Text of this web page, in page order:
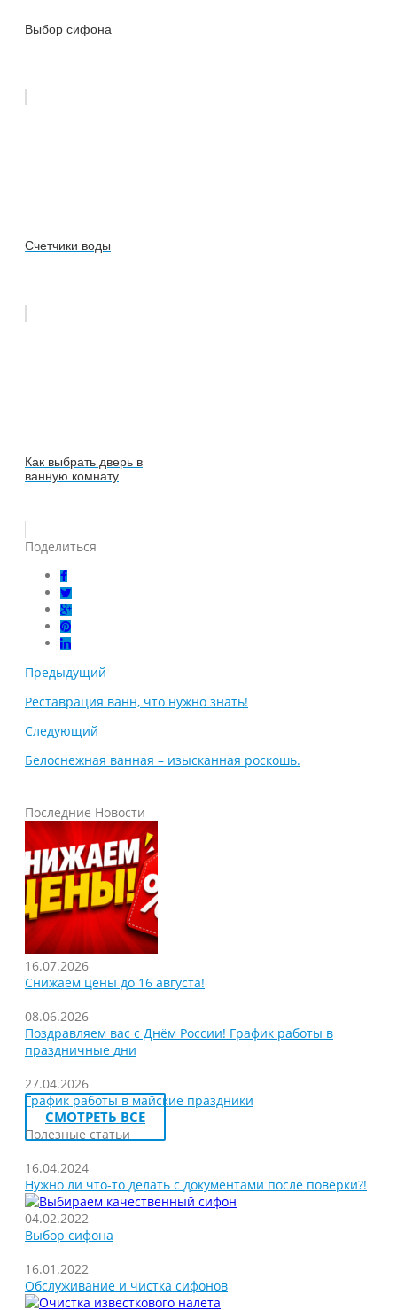
Выбор сифона
Счетчики воды
Как выбрать дверь в
ванную комнату
Поделиться
Предыдущий
Реставрация ванн, что нужно знать!
Следующий
Белоснежная ванная – изысканная роскошь.
Последние Новости
16.07.2026
Снижаем цены до 16 августа!
08.06.2026
Поздравляем вас с Днём России! График работы в
праздничные дни
27.04.2026
График работы в майские праздники
СМОТРЕТЬ ВСЕ
Полезные статьи
16.04.2024
Нужно ли что-то делать с документами после поверки?!
04.02.2022
Выбор сифона
16.01.2022
Обслуживание и чистка сифонов